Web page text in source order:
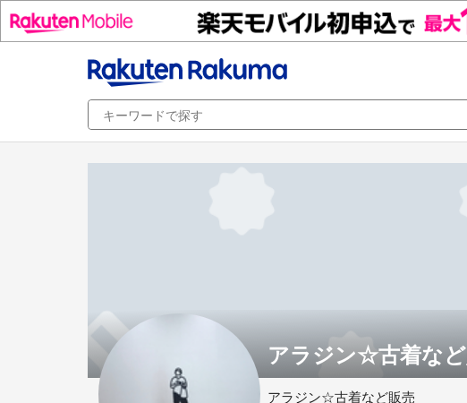
アラジン☆古着な
アラジン☆古着など販売